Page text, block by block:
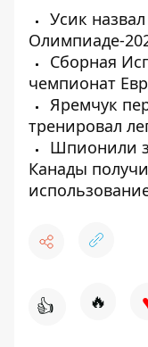
Усик
Олимпиаде-
Сборная
чемпионат
Яремчук
тренировал
Шпионили
Канады
👍 🔥